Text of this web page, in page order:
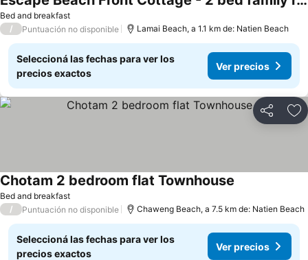
Bed and breakfast
/ Puntuación no disponible Lamai Beach, a 1.1 km de: Natien Beach
Seleccioná las fechas para ver los
precios exactos
Ver precios
Compartir
Bed and breakfast
Chotam 2 bedroom flat Townhouse
/ Puntuación no disponible Chaweng Beach, a 7.5 km de: Natien Beach
Seleccioná las fechas para ver los
precios exactos
Ver precios